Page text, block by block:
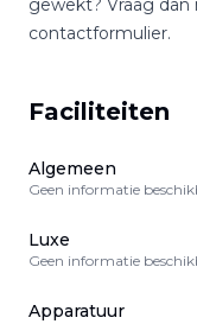
gewekt? Vraag
contactformulier.
Faciliteiten
Algemeen
Geen informatie
Luxe
Geen informatie
Apparatuur